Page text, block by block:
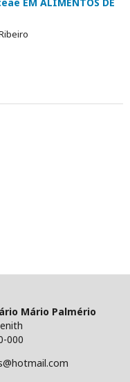
Mário Palmério
000